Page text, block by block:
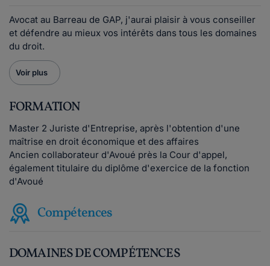
Avocat au Barreau de GAP, j'aurai plaisir à vous conseiller
et défendre au mieux vos intérêts dans tous les domaines
du droit.
Voir plus
FORMATION
Master 2 Juriste d'Entreprise, après l'obtention d'une
maîtrise en droit économique et des affaires
Ancien collaborateur d'Avoué près la Cour d'appel,
également titulaire du diplôme d'exercice de la fonction
d'Avoué
Compétences
DOMAINES DE COMPÉTENCES